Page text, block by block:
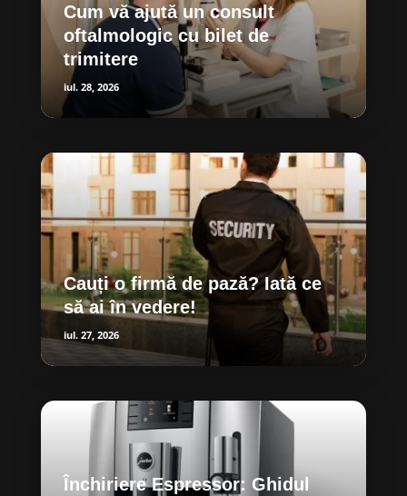
Cum vă ajută un consult
oftalmologic cu bilet de
trimitere
iul. 28, 2026
Cauți o firmă de pază? Iată ce
să ai în vedere!
iul. 27, 2026
Închiriere Espressor: Ghidul